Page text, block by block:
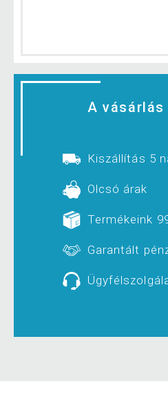
A vásárlás
Kiszállítás 5
Olcsó árak
Termékeink
Garantált